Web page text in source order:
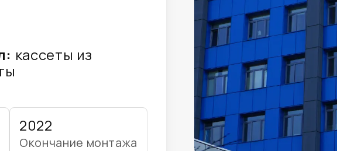
кассеты из
2022
Окончание монтажа